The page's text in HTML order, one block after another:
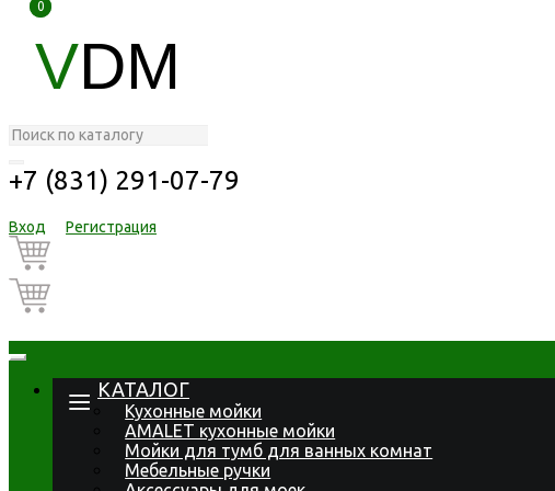
VDM
+7 (831) 291-07-79
Вход Регистрация
0
0
КАТАЛОГ
Кухонные мойки
AMALET кухонные мойки
Мойки для тумб для ванных комнат
Мебельные ручки